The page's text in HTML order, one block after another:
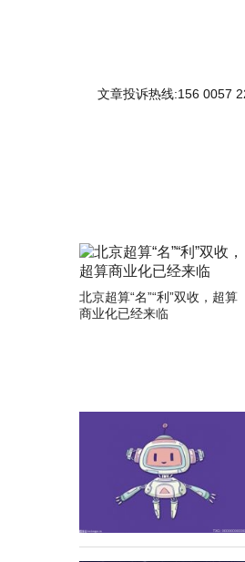
文章投诉热线:156 0057
北京超算“名”“利”双收，超算
商业化已经来临